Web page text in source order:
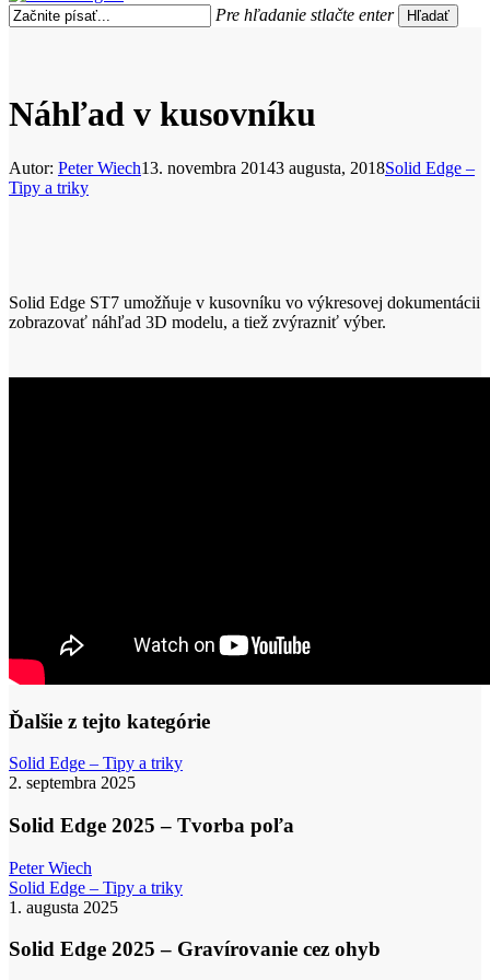
search
Menu Pre hľadanie stlačte enter Hľadať
Náhľad v kusovníku
Autor: Peter Wiech13. novembra 20143 augusta, 2018Solid Edge –
Tipy a triky
Solid Edge ST7 umožňuje v kusovníku vo výkresovej dokumentácii
zobrazovať náhľad 3D modelu, a tiež zvýrazniť výber.
Ďalšie z tejto kategórie
Solid Edge – Tipy a trikySolid
–
2. septembra 2025
Solid Edge 2025 – Tvorba poľa
Peter Wiech
Solid Edge – Tipy a trikySolid
–
1. augusta 2025
Solid Edge 2025 – Gravírovanie cez ohyb